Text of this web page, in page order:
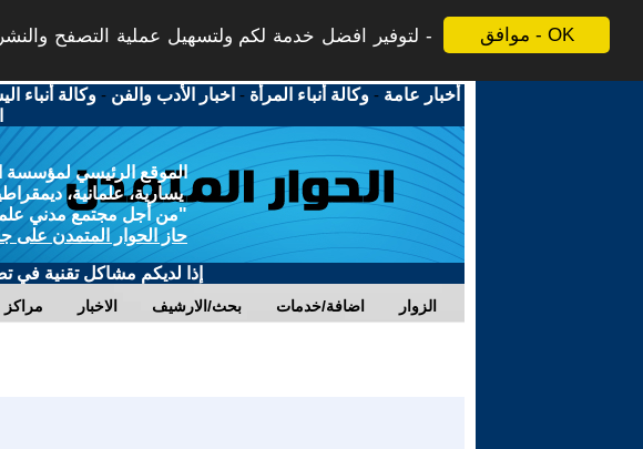
موافق - OK
لتوفير افضل خدمة لكم ولتسهيل عملية التصفح
أخبار عامة -وكالة أنباء المرأة - اخبار الأدب والفن -وكالة أنباء
الموقع الرئيسي لمؤسسة
يسارية، علمانية،
"من أجل مجتمع مدني
حاز الحوار المتمدن على
إذا لديكم مشاكل تقنية في
مراكز الاخبار بحث/الارشيف اضافة/خدمات الزوار